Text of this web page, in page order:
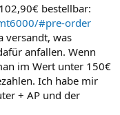
bestellbar:
#pre-order
versandt, was
anfallen. Wenn
im Wert unter 150€
Ich habe mir
+ AP und der